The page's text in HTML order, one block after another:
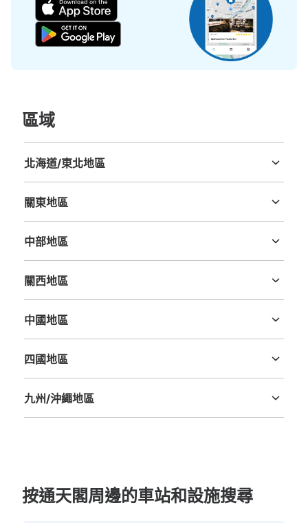
大的:6/ ¥600
付款方式
查看此投幣式儲物櫃的位置
大阪メトロ堺筋線恵比寿町駅南改札外コイ
ンロッカー②
从大阪メトロ堺筋線恵比寿町駅站步行分钟。
2-5番出口の改札口 5番出入口階段下正面
區域
北海道/東北地區
關東地區
中部地區
關西地區
中國地區
四國地區
九州/沖繩地區
按通天閣周邊的車站和設施搜尋